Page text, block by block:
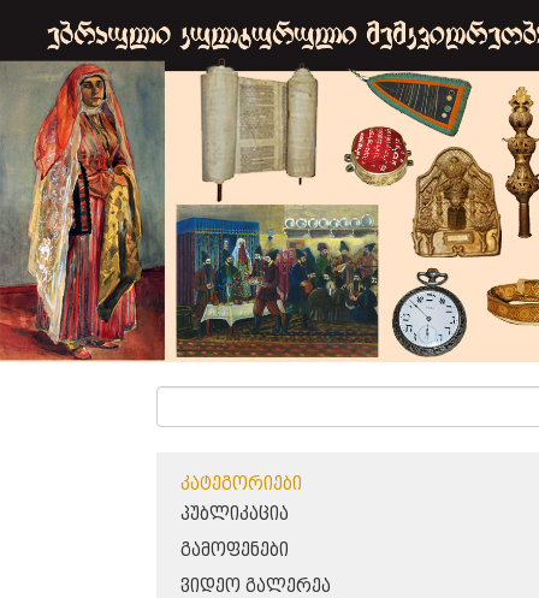
ᲙᲐᲢᲔᲒᲝᲠᲘᲔᲑᲘ
ᲞᲣᲑᲚᲘᲙᲐᲪᲘᲐ
ᲒᲐᲛᲝᲤᲔᲜᲔᲑᲘ
ᲕᲘᲓᲔᲝ ᲒᲐᲚᲔᲠᲔᲐ